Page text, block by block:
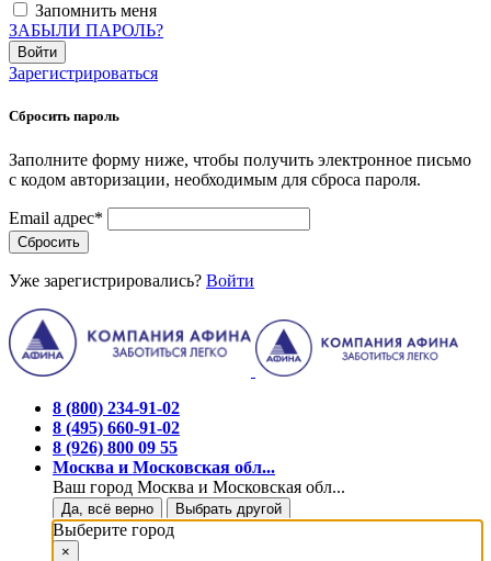
Запомнить меня
ЗАБЫЛИ ПАРОЛЬ?
Войти
Зарегистрироваться
Сбросить пароль
Заполните форму ниже, чтобы получить электронное письмо
с кодом авторизации, необходимым для сброса пароля.
Email адрес*
Сбросить
Уже зарегистрировались? Войти
8 (800) 234-91-02
8 (495) 660-91-02
8 (926) 800 09 55
Москва и Московская обл...
Ваш город Москва и Московская обл...
Да, всё верно Выбрать другой
Выберите город
×